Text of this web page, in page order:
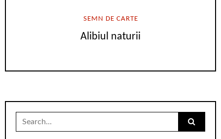
SEMN DE CARTE
Alibiul naturii
Search